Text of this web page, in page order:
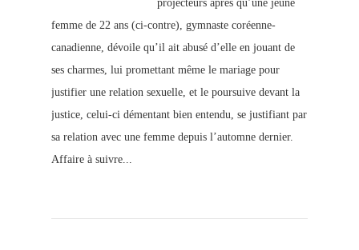
projecteurs après qu’une jeune
femme de 22 ans (ci-contre), gymnaste coréenne-
canadienne, dévoile qu’il ait abusé d’elle en jouant de
ses charmes, lui promettant même le mariage pour
justifier une relation sexuelle, et le poursuive devant la
justice, celui-ci démentant bien entendu, se justifiant par
sa relation avec une femme depuis l’automne dernier.
Affaire à suivre...